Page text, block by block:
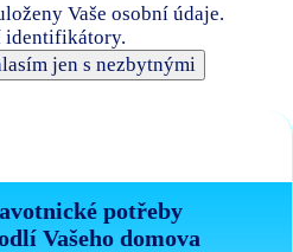
Vaše osobní údaje.
identifikátory.
jen s nezbytnými
potřeby
Vašeho domova